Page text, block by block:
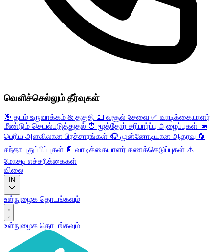
வெளிச்செல்லும் தீர்வுகள்
🎯 தடம் உருவாக்கம் & தகுதி 💵 வசூல் சேவை ✅ வாடிக்கையாளர்
மீண்டும் செயல்படுத்துதல் ⏰ மூத்தோர் சரிபார்ப்பு அழைப்புகள் 📣
பெரிய அளவிலான பிரச்சாரங்கள் 🎧 முன்னோடியான ஆதரவு 🔄
சந்தா புதுப்பிப்புகள் 📄 வாடிக்கையாளர் கணக்கெடுப்புகள் ⚠️
மோசடி எச்சரிக்கைகள்
விலை
IN
உள்நுழைக தொடங்கவும்
உள்நுழைக தொடங்கவும்